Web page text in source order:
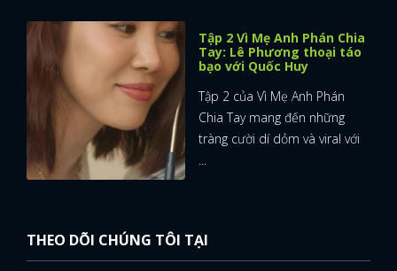
Tập 2 Vì Mẹ Anh Phán Chia
Tay: Lê Phương thoại táo
bạo với Quốc Huy
Tập 2 của Vì Mẹ Anh Phán
Chia Tay mang đến những
tràng cười dí dỏm và viral với
THEO DÕI CHÚNG TÔI TẠI